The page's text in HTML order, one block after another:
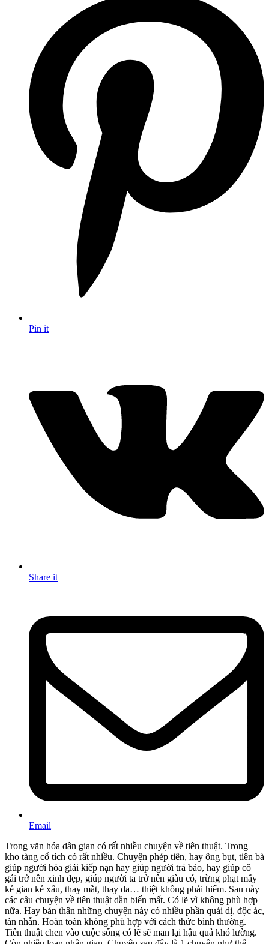
Pin it
Share it
Email
Trong văn hóa dân gian có rất nhiều chuyện về tiên thuật. Trong
kho tàng cổ tích có rất nhiều. Chuyện phép tiên, hay ông bụt, tiên bà
giúp người hóa giải kiếp nạn hay giúp người trả báo, hay giúp cô
gái trở nên xinh đẹp, giúp người ta trở nên giàu có, trừng phạt mấy
kẻ gian kẻ xấu, thay mắt, thay da… thiệt không phải hiếm. Sau này
các câu chuyện về tiên thuật dần biến mất. Có lẽ vì không phù hợp
nữa. Hay bản thân những chuyện này có nhiều phần quái dị, độc ác,
tàn nhẫn. Hoàn toàn không phù hợp với cách thức bình thường.
Tiên thuật chen vào cuộc sống có lẽ sẽ man lại hậu quả khó lường.